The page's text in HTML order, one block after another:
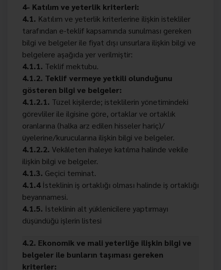
4- Katılım ve yeterlik kriterleri:
4.1. Katılım ve yeterlik kriterlerine ilişkin istekliler
tarafından e-teklif kapsamında sunulması gereken
bilgi ve belgeler ile fiyat dışı unsurlara ilişkin bilgi ve
belgelere aşağıda yer verilmiştir:
4.1.1. Teklif mektubu.
4.1.2. Teklif vermeye yetkili olunduğunu
gösteren bilgi ve belgeler:
4.1.2.1. Tüzel kişilerde; isteklilerin yönetimindeki
görevliler ile ilgisine göre, ortaklar ve ortaklık
oranlarına (halka arz edilen hisseler hariç)/
üyelerine/kurucularına ilişkin bilgi ve belgeler.
4.1.2.2. Vekâleten ihaleye katılma halinde vekile
ilişkin bilgi ve belgeler.
4.1.3. Geçici teminat.
4.1.4İsteklinin iş ortaklığı olması halinde iş ortaklığı
beyannamesi.
4.1.5. İsteklinin alt yüklenicilere yaptırmayı
düşündüğü işlerin listesi
4.2. Ekonomik ve mali yeterliğe ilişkin bilgi ve
belgeler ile bunların taşıması gereken
kriterler: